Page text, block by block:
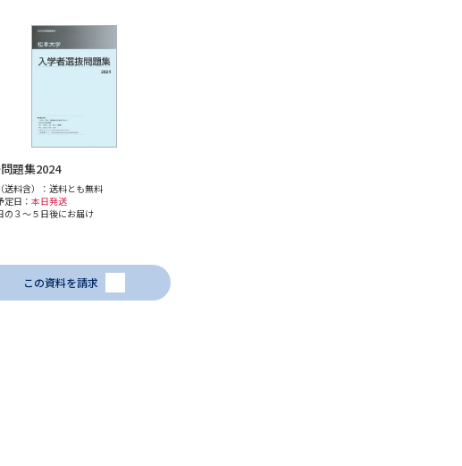
を立てよう
新生活お役立ちガイド
学問分野解説 学問の教科書
題集2024
送料含）：送料とも無料
定日： 本日発送
の３～５日後にお届け
この資料を請求